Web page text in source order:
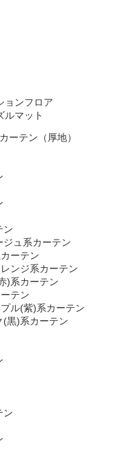
ョンフロア
ルマット
ーテン（厚地）
ン
ジュ系カーテン
ーテン
ンジ系カーテン
)系カーテン
テン
ル(紫)系カーテン
(黒)系カーテン
ン